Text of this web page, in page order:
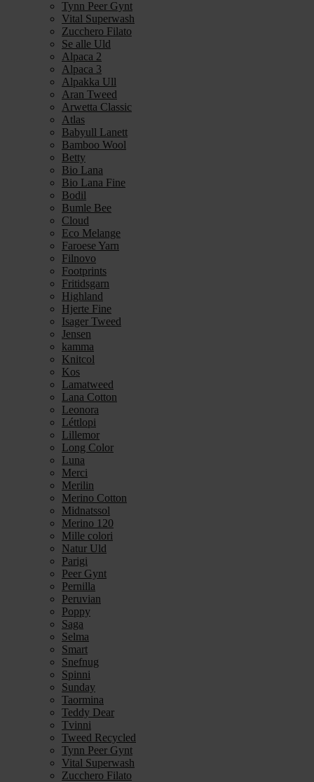
Tynn Peer Gynt
Vital Superwash
Zucchero Filato
Se alle Uld
Alpaca 2
Alpaca 3
Alpakka Ull
Aran Tweed
Arwetta Classic
Atlas
Babyull Lanett
Bamboo Wool
Betty
Bio Lana
Bio Lana Fine
Bodil
Bumle Bee
Cloud
Eco Melange
Faroese Yarn
Filnovo
Footprints
Fritidsgarn
Highland
Hjerte Fine
Isager Tweed
Jensen
kamma
Knitcol
Kos
Lamatweed
Lana Cotton
Leonora
Léttlopi
Lillemor
Long Color
Luna
Merci
Merilin
Merino Cotton
Midnatssol
Merino 120
Mille colori
Natur Uld
Parigi
Peer Gynt
Pernilla
Peruvian
Poppy
Saga
Selma
Smart
Snefnug
Spinni
Sunday
Taormina
Teddy Dear
Tvinni
Tweed Recycled
Tynn Peer Gynt
Vital Superwash
Zucchero Filato